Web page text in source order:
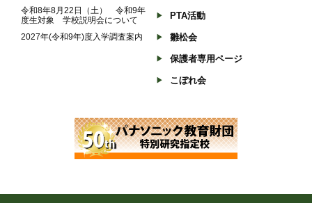
令和8年8月22日（土） 令和9年
度生対象 学校説明会について
2027年(令和9年)度入学調査案内
PTA活動
雛松会
保護者専用ページ
こぼれ会